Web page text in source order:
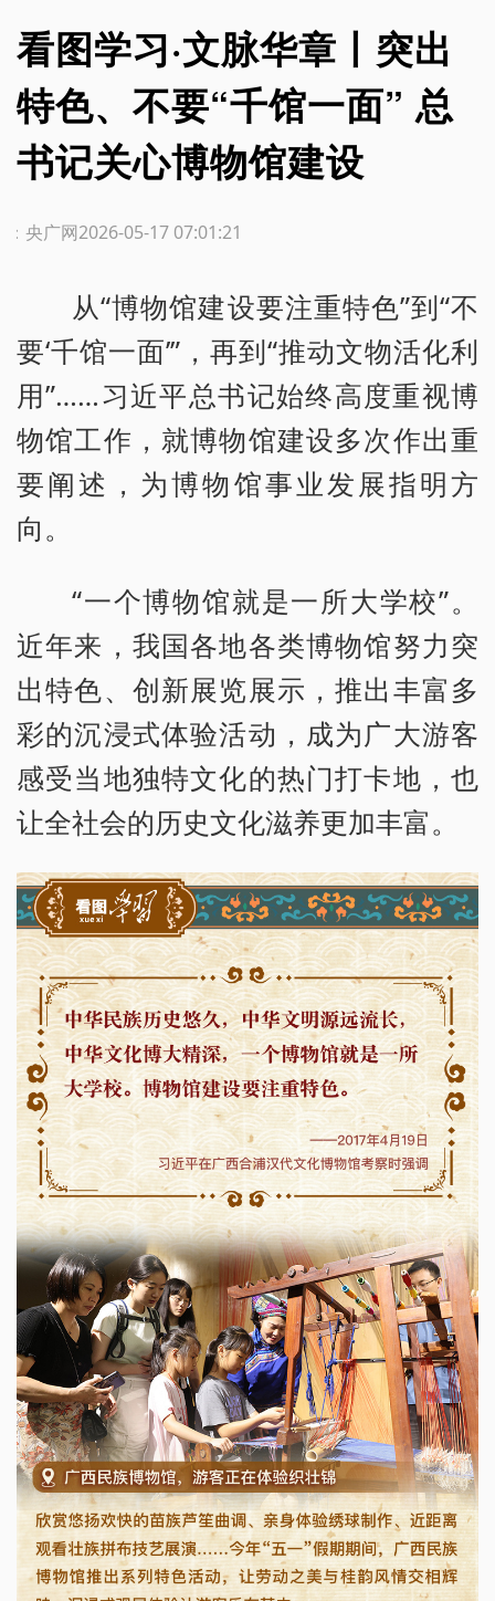
看图学习·文脉华章丨突出
特色、不要“千馆一面” 总
书记关心博物馆建设
2026-05-17 07:01:21
：央广网
从“博物馆建设要注重特色”到“不
要‘千馆一面’”，再到“推动文物活化利
用”……习近平总书记始终高度重视博
物馆工作，就博物馆建设多次作出重
要阐述，为博物馆事业发展指明方
向。
“一个博物馆就是一所大学校”。
近年来，我国各地各类博物馆努力突
出特色、创新展览展示，推出丰富多
彩的沉浸式体验活动，成为广大游客
感受当地独特文化的热门打卡地，也
让全社会的历史文化滋养更加丰富。